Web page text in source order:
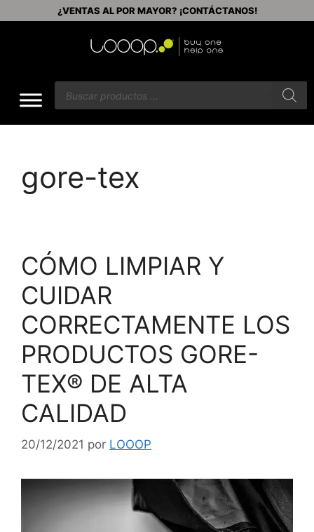
¿VENTAS AL POR MAYOR? ¡CONTÁCTANOS!
gore-tex
CÓMO LIMPIAR Y
CUIDAR
CORRECTAMENTE LOS
PRODUCTOS GORE-
TEX® DE ALTA
CALIDAD
20/12/2021 por LOOOP